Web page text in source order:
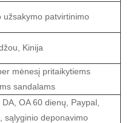
užsakymo patvirtinimo
Kinija
mėnesį pritaikytiems
sandalams
OA 60 dienų, Paypal,
sąlyginio deponavimo